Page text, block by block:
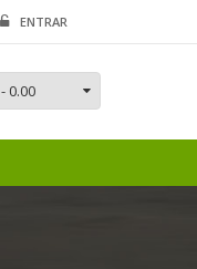
ENTRAR
- 0.00